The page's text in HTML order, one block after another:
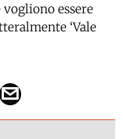
essere
‘Vale